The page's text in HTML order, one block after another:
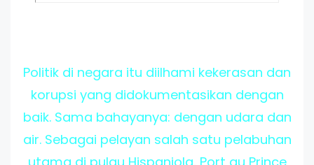
Politik di negara itu diilhami kekerasan dan
korupsi yang didokumentasikan dengan
baik. Sama bahayanya: dengan udara dan
air. Sebagai pelayan salah satu pelabuhan